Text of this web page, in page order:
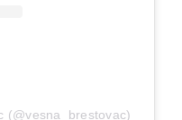
(@vesna_brestovac)